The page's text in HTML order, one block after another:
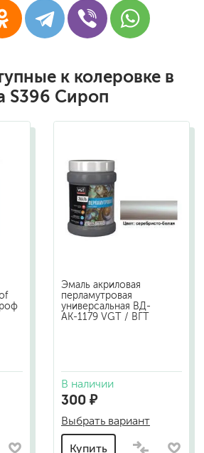
к колеровке в
S396 Сироп
Эмаль акриловая
перламутровая
универсальная ВД-
АК-1179 VGT / ВГТ
В наличии
300 ₽
Выбрать вариант
Купить